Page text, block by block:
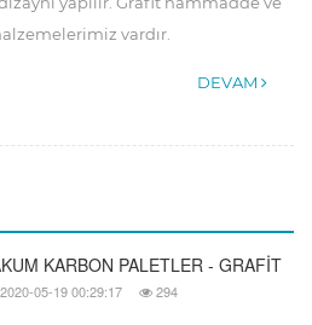
vardır.
DEVAM
KARBON PALETLER - GRAFİT
2020-05-19 00:29:17 294